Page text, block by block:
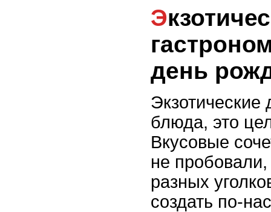
Экзотические десерты:
день
Экзотические
блюда, это
Вкусовые
не
разных
создать по-